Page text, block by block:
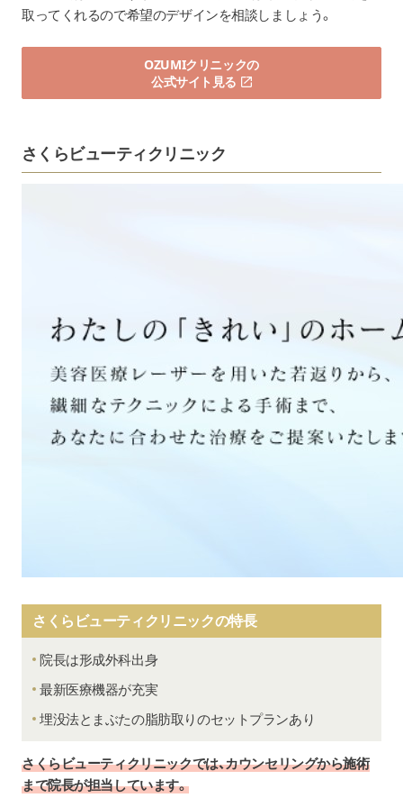
取ってくれるので希望のデザインを相談しましょう。
OZUMIクリニックの
公式サイト見る
さくらビューティクリニック
さくらビューティクリニックの特長
院長は形成外科出身
最新医療機器が充実
埋没法とまぶたの脂肪取りのセットプランあり
さくらビューティクリニックでは、カウンセリングから施術
まで院長が担当しています。